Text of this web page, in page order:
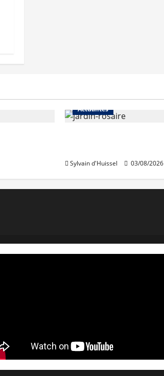
Actualités
Sylvain d'Huissel 03/08/2026